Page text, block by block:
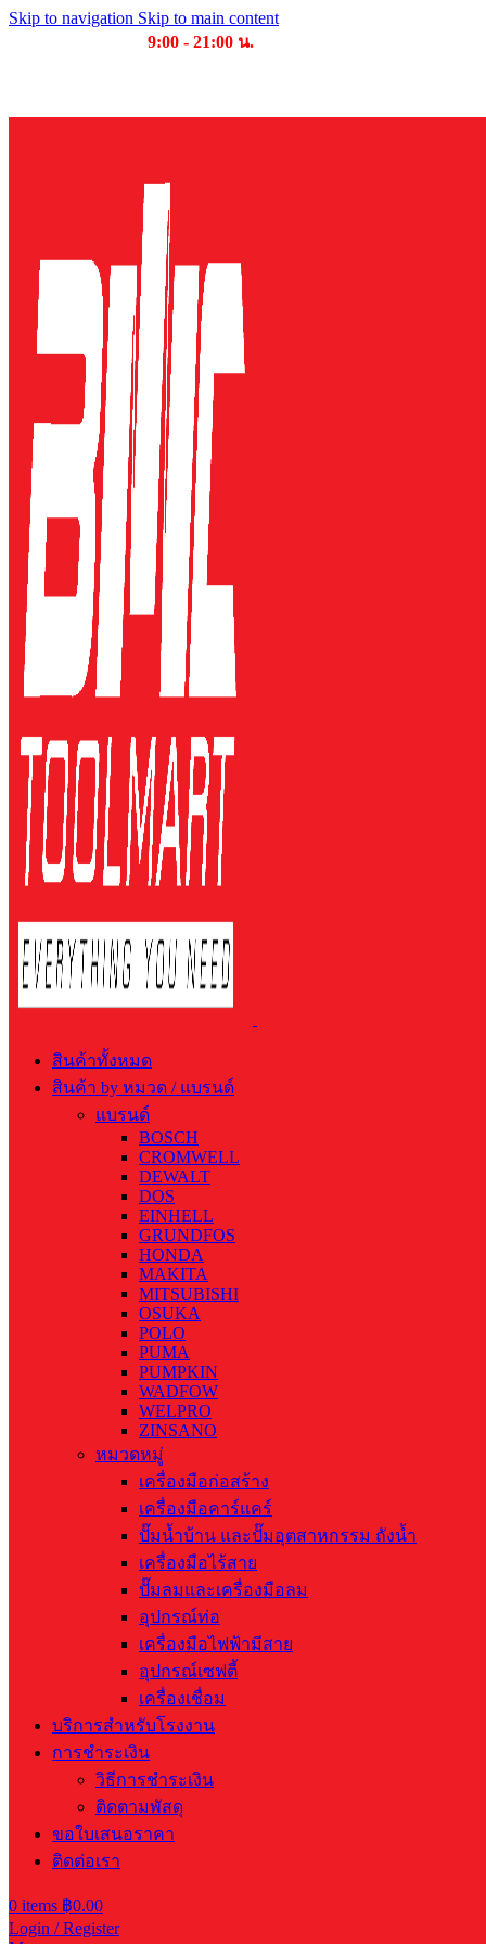
Skip to navigation Skip to main content
9:00 - 21:00 น.
สินค้าทั้งหมด
สินค้า by หมวด / แบรนด์
แบรนด์
BOSCH
CROMWELL
DEWALT
DOS
EINHELL
GRUNDFOS
HONDA
MAKITA
MITSUBISHI
OSUKA
POLO
PUMA
PUMPKIN
WADFOW
WELPRO
ZINSANO
หมวดหมู่
เครื่องมือก่อสร้าง
เครื่องมือคาร์แคร์
ปั๊มน้ำบ้าน และปั๊มอุตสาหกรรม ถังน้ำ
เครื่องมือไร้สาย
ปั๊มลมและเครื่องมือลม
อุปกรณ์ท่อ
เครื่องมือไฟฟ้ามีสาย
อุปกรณ์เซฟตี้
เครื่องเชื่อม
บริการสำหรับโรงงาน
การชำระเงิน
วิธีการชำระเงิน
ติดตามพัสดุ
ขอใบเสนอราคา
ติดต่อเรา
0 items ฿0.00
Login / Register